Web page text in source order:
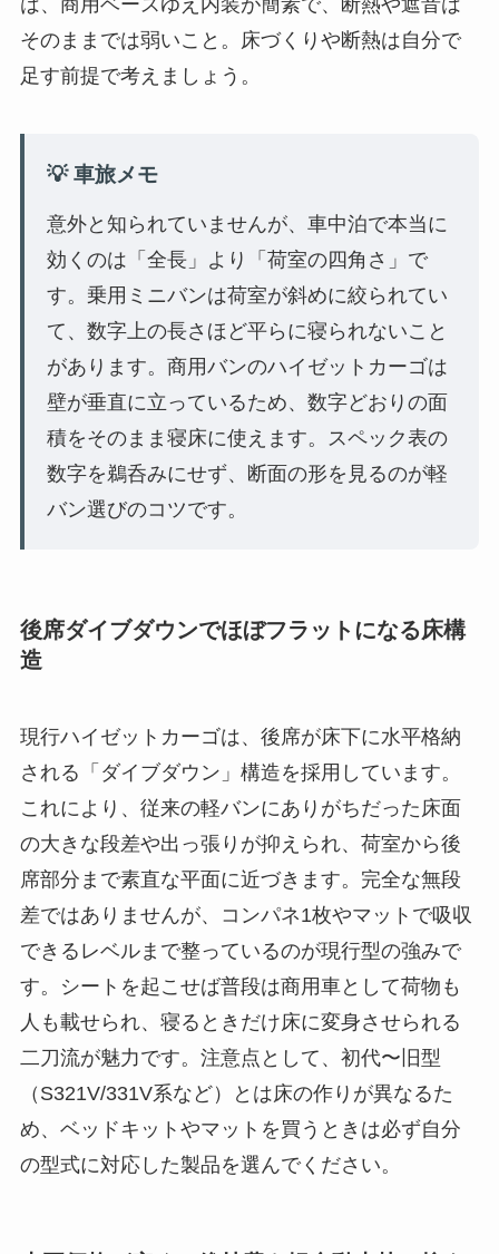
そのままでは弱いこと。床づくりや断熱は自分で
足す前提で考えましょう。
💡 車旅メモ
意外と知られていませんが、車中泊で本当に
効くのは「全長」より「荷室の四角さ」で
す。乗用ミニバンは荷室が斜めに絞られてい
て、数字上の長さほど平らに寝られないこと
があります。商用バンのハイゼットカーゴは
壁が垂直に立っているため、数字どおりの面
積をそのまま寝床に使えます。スペック表の
数字を鵜呑みにせず、断面の形を見るのが軽
バン選びのコツです。
後席ダイブダウンでほぼフラットになる床構
造
現行ハイゼットカーゴは、後席が床下に水平格納
される「ダイブダウン」構造を採用しています。
これにより、従来の軽バンにありがちだった床面
の大きな段差や出っ張りが抑えられ、荷室から後
席部分まで素直な平面に近づきます。完全な無段
差ではありませんが、コンパネ1枚やマットで吸収
できるレベルまで整っているのが現行型の強みで
す。シートを起こせば普段は商用車として荷物も
人も載せられ、寝るときだけ床に変身させられる
二刀流が魅力です。注意点として、初代〜旧型
（S321V/331V系など）とは床の作りが異なるた
め、ベッドキットやマットを買うときは必ず自分
の型式に対応した製品を選んでください。